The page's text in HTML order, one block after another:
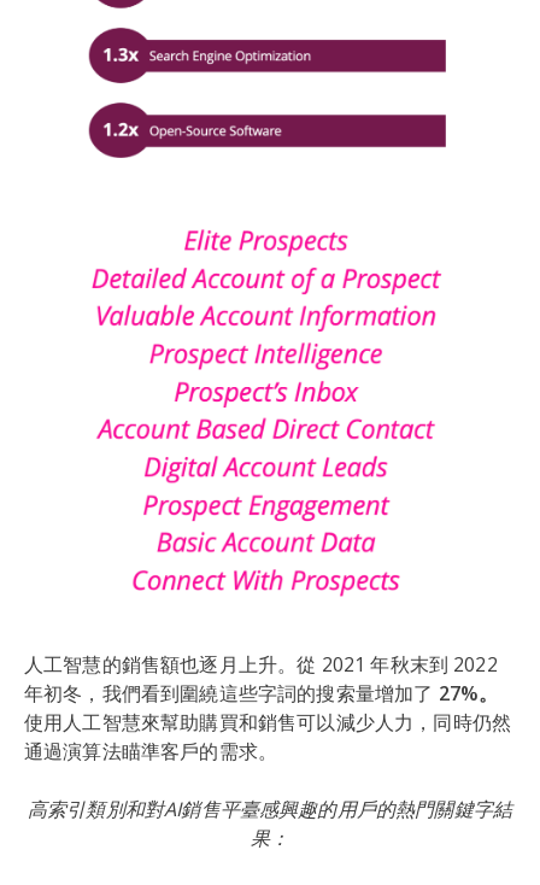
人工智慧的銷售額也逐月上升。從 2021 年秋末到 2022
年初冬，我們看到圍繞這些字詞的搜索量增加了 27%。
使用人工智慧來幫助購買和銷售可以減少人力，同時仍然
通過演算法瞄準客戶的需求。
高索引類別和對AI銷售平臺感興趣的用戶的熱門關鍵字結
果：